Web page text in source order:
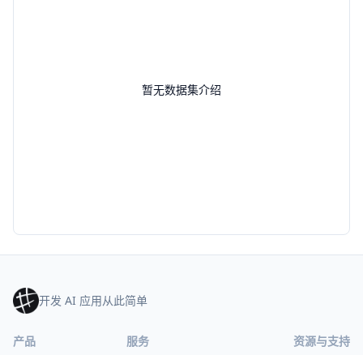
暂无数据集介绍
开发 AI 应用从此简单
产品 服务 资源与支持